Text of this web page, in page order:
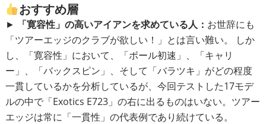
おすすめ層
► 「寛容性」の高いアイアンを求めている人： お世辞にも
「ツアーエッジのクラブが欲しい！」とは言い難い。 しか
し、「寛容性」において、「ボール初速」、「キャリ
ー」、「バックスピン」、そして「バラツキ」がどの程度
一貫しているかを分析しているが、今回テストした17モデ
ルの中で「Exotics E723」の右に出るものはいない。ツアー
エッジは常に「一貫性」の代表例であり続けている。